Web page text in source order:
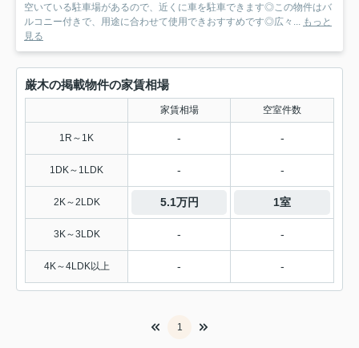
空いている駐車場があるので、近くに車を駐車できます◎この物件はバ
ルコニー付きで、用途に合わせて使用できおすすめです◎広々...
もっと
見る
厳木の掲載物件の家賃相場
家賃相場 空室件数
1R～1K - -
1DK～1LDK - -
2K～2LDK 5.1万円 1室
3K～3LDK - -
4K～4LDK以上 - -
1